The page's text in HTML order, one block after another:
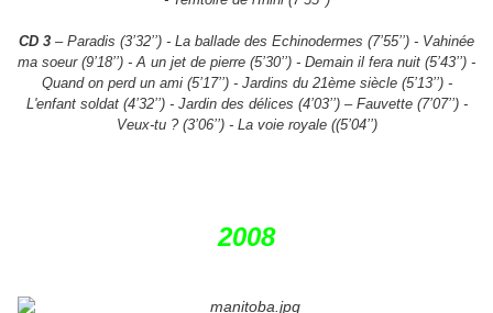
CD 3 – Paradis (3’32’’) - La ballade des Echinodermes (7’55’’) - Vahinée
ma soeur (9’18’’) - A un jet de pierre (5’30’’) - Demain il fera nuit (5’43’’) -
Quand on perd un ami (5’17’’) - Jardins du 21ème siècle (5’13’’) -
L'enfant soldat (4’32’’) - Jardin des délices (4’03’’) – Fauvette (7’07’’) -
Veux-tu ? (3’06’’) - La voie royale ((5’04’’)
2008